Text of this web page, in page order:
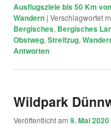
Ausflugsziele bis 50 Km
Wandern |Verschlagwortet
Bergisches, Bergisches
Obstweg,Streifzug,
Antworten
Wildpark
Veröffentlicht am9. Mai 2020